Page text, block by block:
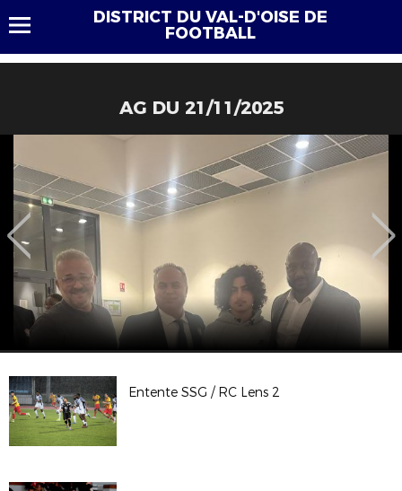
DISTRICT DU VAL-D'OISE DE
FOOTBALL
AG DU 21/11/2025
Entente SSG / RC Lens 2